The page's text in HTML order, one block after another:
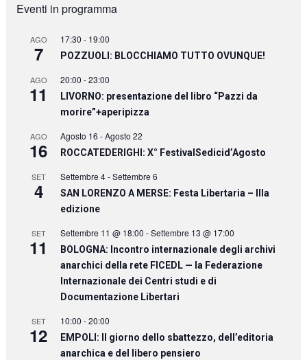
Eventi in programma
AGO
7
17:30 - 19:00
POZZUOLI: BLOCCHIAMO TUTTO OVUNQUE!
AGO
11
20:00 -23:00
LIVORNO: presentazione del libro “Pazzi da
morire”+aperipizza
AGO
16
Agosto 16 -Agosto 22
ROCCATEDERIGHI: X° FestivalSedicid’Agosto
SET
4
Settembre 4-Settembre 6
SAN LORENZO A MERSE: Festa Libertaria – IIIa
edizione
SET
11
Settembre 11 @ 18:00 -Settembre 13 @ 17:00
BOLOGNA: Incontro internazionale degli archivi
anarchici della rete FICEDL — la Federazione
Internazionale dei Centri studi e di
Documentazione Libertari
SET
12
10:00 -20:00
EMPOLI: Il giorno dello sbattezzo, dell’editoria
anarchica e del libero pensiero